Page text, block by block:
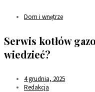
Dom i wnętrze
Serwis kotłów
wiedzieć?
4 grudnia, 2025
Redakcja